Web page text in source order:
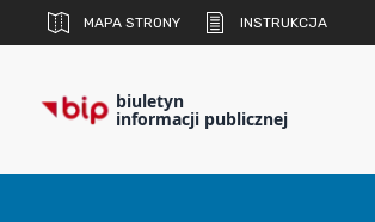
MAPA STRONY INSTRUKCJA
biuletyn
informacji publicznej